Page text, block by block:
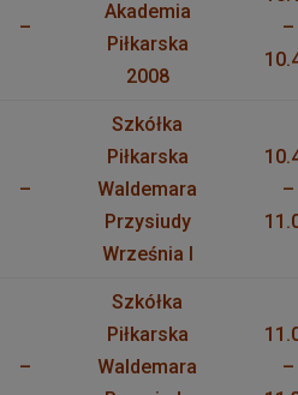
–
Akademia
Piłkarska
2008
–
–
Szkółka
Piłkarska
Waldemara
Przysiudy
Września I
–
–
Szkółka
Piłkarska
Waldemara
–